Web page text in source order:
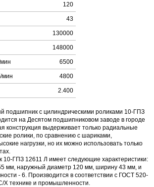
120
43
130000
148000
6500
мин 4800
2.400
подшипник с цилиндрическими роликами 10-ГПЗ
на Десятом подшипниковом заводе в городе
конструкция выдерживает только радиальные
ролики, по сравнению с шариками,
нагрузки, но их можно использовать только
10-ГПЗ 12611 Л имеет следующие характеристики:
мм, наружный диаметр 120 мм, ширину 43 мм, и
- 6. Производится в соответствии с ГОСТ 520-
Х технике и промышленности.